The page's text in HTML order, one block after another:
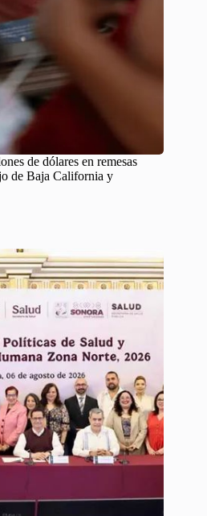
de dólares en remesas
de Baja California y